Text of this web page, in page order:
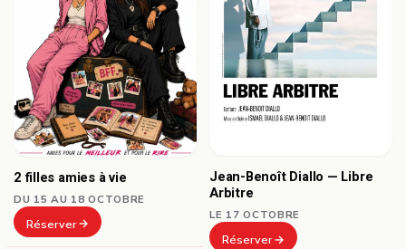
2 filles amies à vie
DU 15 AU 18 OCTOBRE
Réserver
Jean-Benoît Diallo — Libre
Arbitre
LE 17 OCTOBRE
Réserver